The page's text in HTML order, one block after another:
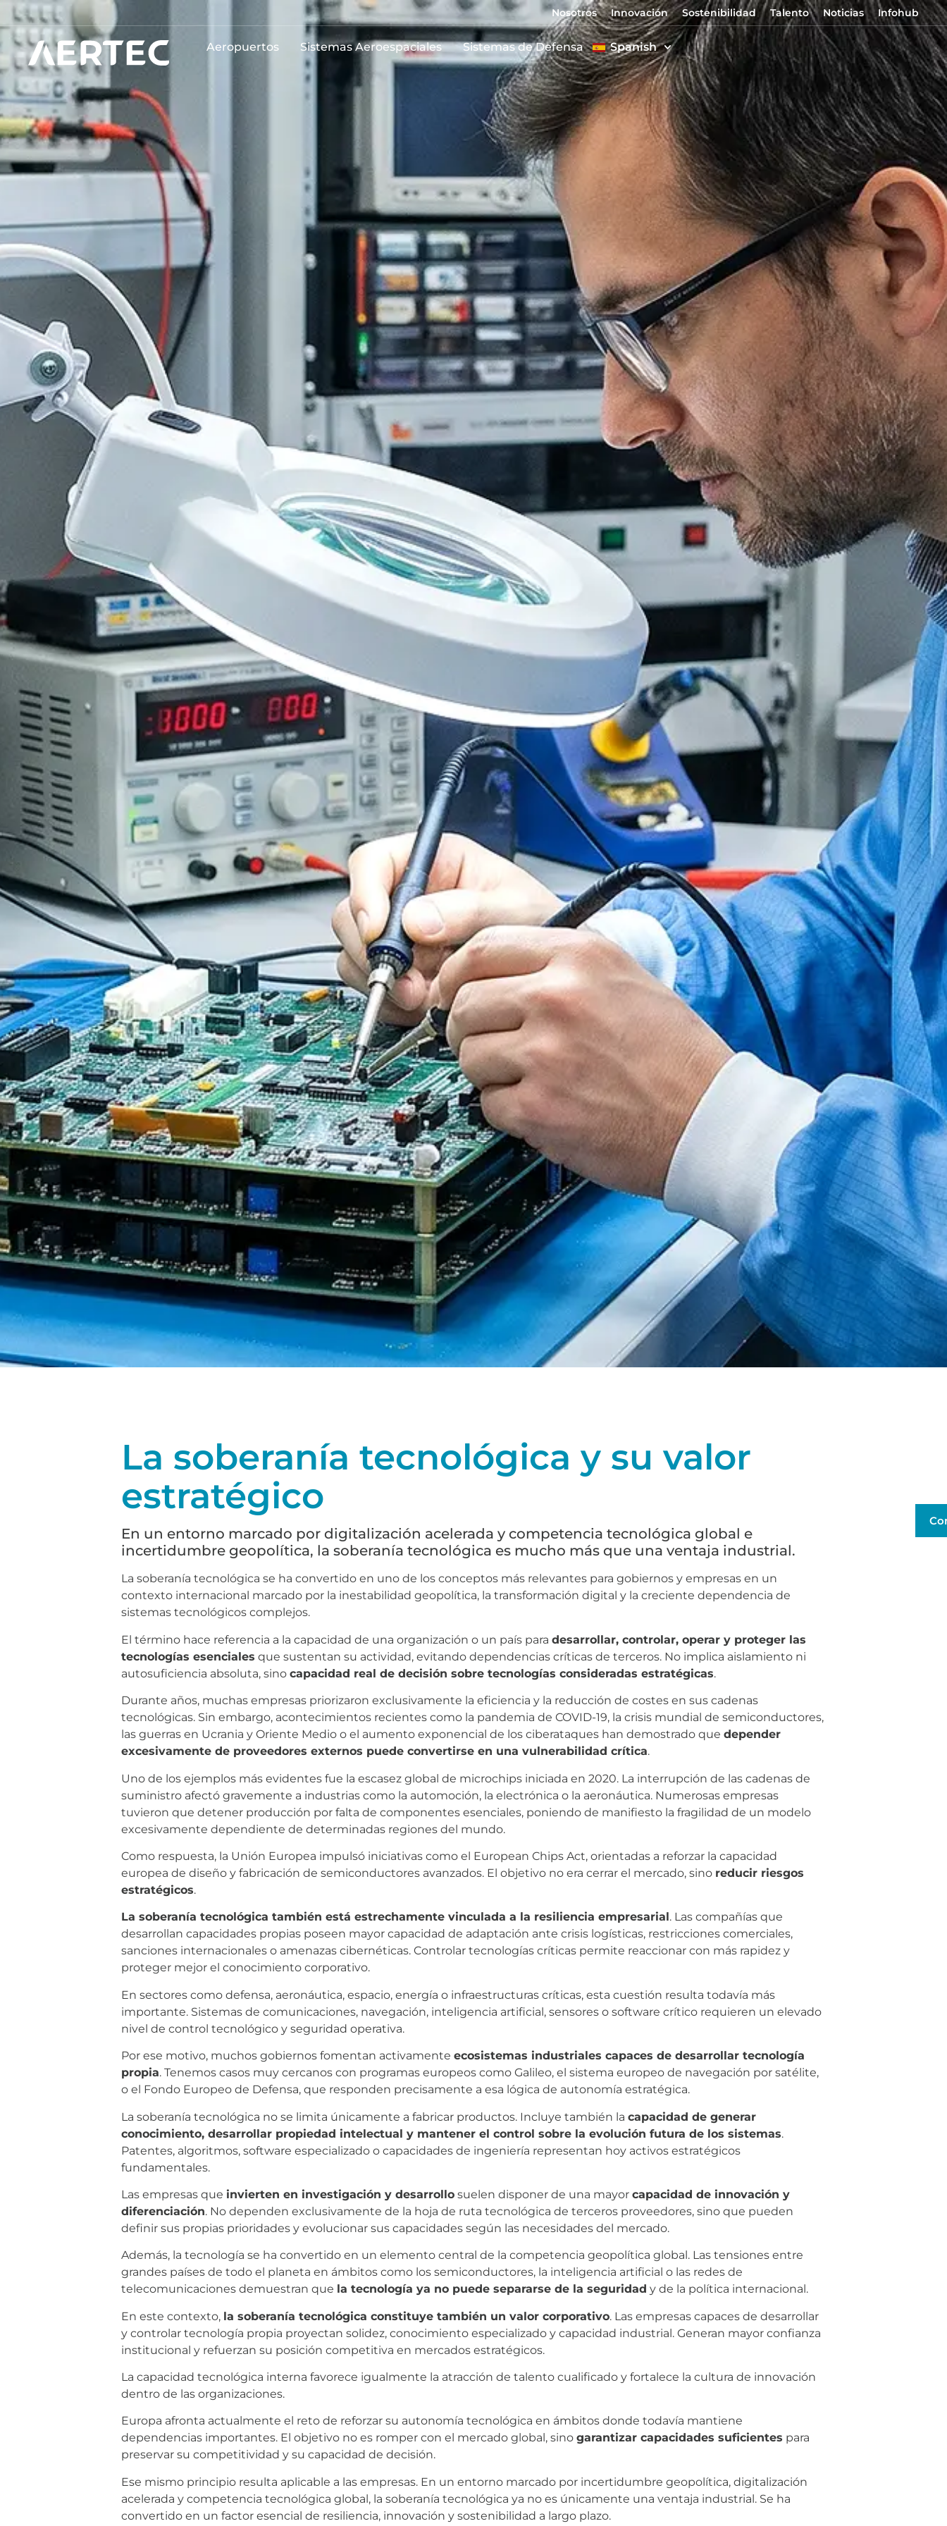
Nosotros Innovación Sostenibilidad Talento Noticias Infohub
Aeropuertos Sistemas Aeroespaciales Sistemas de Defensa Spanish
La soberanía tecnológica y su valor
estratégico
En un entorno marcado por digitalización acelerada y competencia tecnológica global e
incertidumbre geopolítica, la soberanía tecnológica es mucho más que una ventaja industrial.
La soberanía tecnológica se ha convertido en uno de los conceptos más relevantes para gobiernos y empresas en un
contexto internacional marcado por la inestabilidad geopolítica, la transformación digital y la creciente dependencia de
sistemas tecnológicos complejos.
El término hace referencia a la capacidad de una organización o un país para desarrollar, controlar, operar y proteger las
tecnologías esenciales que sustentan su actividad, evitando dependencias críticas de terceros. No implica aislamiento ni
autosuficiencia absoluta, sino capacidad real de decisión sobre tecnologías consideradas estratégicas.
Durante años, muchas empresas priorizaron exclusivamente la eficiencia y la reducción de costes en sus cadenas
tecnológicas. Sin embargo, acontecimientos recientes como la pandemia de COVID-19, la crisis mundial de semiconductores,
las guerras en Ucrania y Oriente Medio o el aumento exponencial de los ciberataques han demostrado que depender
excesivamente de proveedores externos puede convertirse en una vulnerabilidad crítica.
Uno de los ejemplos más evidentes fue la escasez global de microchips iniciada en 2020. La interrupción de las cadenas de
suministro afectó gravemente a industrias como la automoción, la electrónica o la aeronáutica. Numerosas empresas
tuvieron que detener producción por falta de componentes esenciales, poniendo de manifiesto la fragilidad de un modelo
excesivamente dependiente de determinadas regiones del mundo.
Como respuesta, la Unión Europea impulsó iniciativas como el European Chips Act, orientadas a reforzar la capacidad
europea de diseño y fabricación de semiconductores avanzados. El objetivo no era cerrar el mercado, sino reducir riesgos
estratégicos.
La soberanía tecnológica también está estrechamente vinculada a la resiliencia empresarial . Las compañías que
desarrollan capacidades propias poseen mayor capacidad de adaptación ante crisis logísticas, restricciones comerciales,
sanciones internacionales o amenazas cibernéticas. Controlar tecnologías críticas permite reaccionar con más rapidez y
proteger mejor el conocimiento corporativo.
En sectores como defensa, aeronáutica, espacio, energía o infraestructuras críticas, esta cuestión resulta todavía más
importante. Sistemas de comunicaciones, navegación, inteligencia artificial, sensores o software crítico requieren un elevado
nivel de control tecnológico y seguridad operativa.
Por ese motivo, muchos gobiernos fomentan activamente ecosistemas industriales capaces de desarrollar tecnología
propia. Tenemos casos muy cercanos con programas europeos como Galileo, el sistema europeo de navegación por satélite,
o el Fondo Europeo de Defensa, que responden precisamente a esa lógica de autonomía estratégica.
La soberanía tecnológica no se limita únicamente a fabricar productos. Incluye también la capacidad de generar
conocimiento, desarrollar propiedad intelectual y mantener el control sobre la evolución futura de los sistemas.
Patentes, algoritmos, software especializado o capacidades de ingeniería representan hoy activos estratégicos
fundamentales.
Las empresas que invierten en investigación y desarrollo suelen disponer de una mayor capacidad de innovación y
diferenciación. No dependen exclusivamente de la hoja de ruta tecnológica de terceros proveedores, sino que pueden
definir sus propias prioridades y evolucionar sus capacidades según las necesidades del mercado.
Además, la tecnología se ha convertido en un elemento central de la competencia geopolítica global. Las tensiones entre
grandes países de todo el planeta en ámbitos como los semiconductores, la inteligencia artificial o las redes de
telecomunicaciones demuestran que la tecnología ya no puede separarse de la seguridad y de la política internacional.
En este contexto, la soberanía tecnológica constituye también un valor corporativo. Las empresas capaces de desarrollar
y controlar tecnología propia proyectan solidez, conocimiento especializado y capacidad industrial. Generan mayor confianza
institucional y refuerzan su posición competitiva en mercados estratégicos.
La capacidad tecnológica interna favorece igualmente la atracción de talento cualificado y fortalece la cultura de innovación
dentro de las organizaciones.
Europa afronta actualmente el reto de reforzar su autonomía tecnológica en ámbitos donde todavía mantiene
dependencias importantes. El objetivo no es romper con el mercado global, sino garantizar capacidades suficientes para
preservar su competitividad y su capacidad de decisión.
Ese mismo principio resulta aplicable a las empresas. En un entorno marcado por incertidumbre geopolítica, digitalización
acelerada y competencia tecnológica global, la soberanía tecnológica ya no es únicamente una ventaja industrial. Se ha
convertido en un factor esencial de resiliencia, innovación y sostenibilidad a largo plazo.